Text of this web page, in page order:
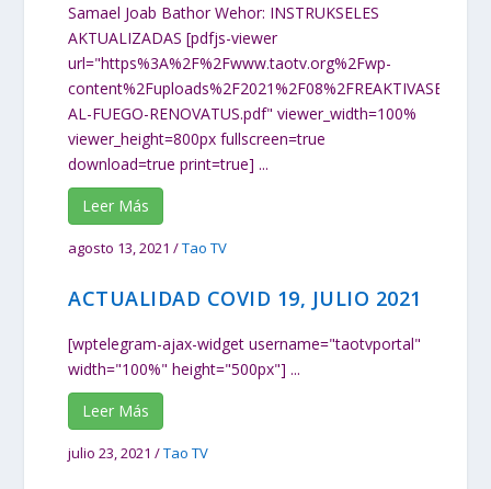
Samael Joab Bathor Wehor: INSTRUKSELES
AKTUALIZADAS [pdfjs-viewer
url="https%3A%2F%2Fwww.taotv.org%2Fwp-
content%2Fuploads%2F2021%2F08%2FREAKTIVASEL-
AL-FUEGO-RENOVATUS.pdf" viewer_width=100%
viewer_height=800px fullscreen=true
download=true print=true] ...
Leer Más
agosto 13, 2021 /Tao TV
ACTUALIDAD COVID 19, JULIO 2021
[wptelegram-ajax-widget username="taotvportal"
width="100%" height="500px"] ...
Leer Más
julio 23, 2021 /Tao TV